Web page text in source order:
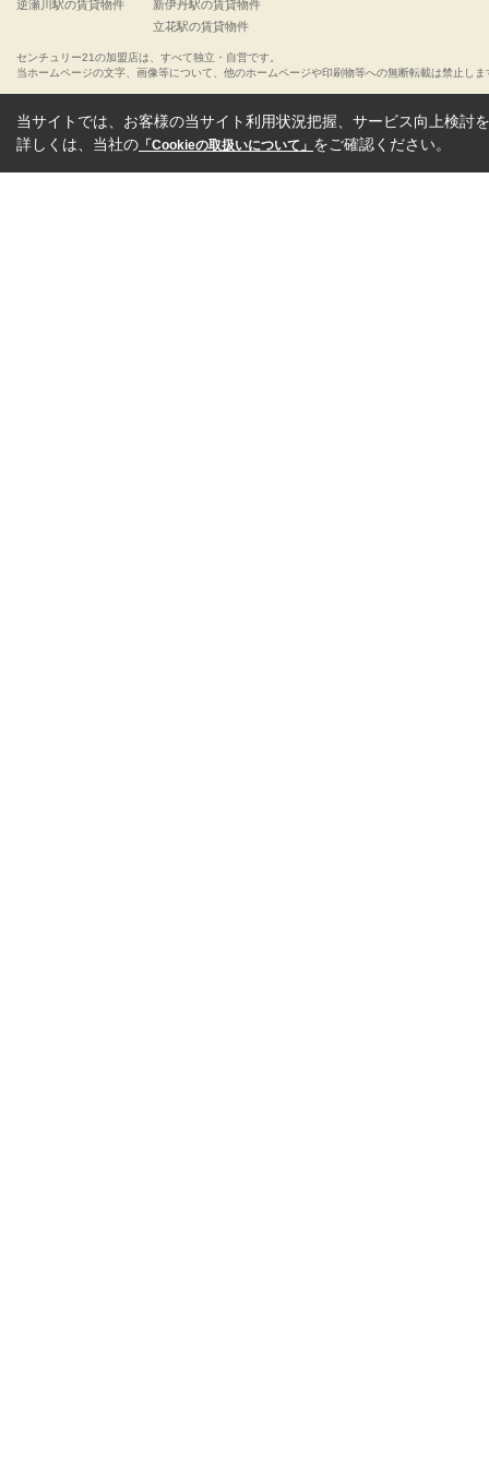
逆瀬川駅の賃貸物件
新伊丹駅の賃貸物件
立花駅の賃貸物件
センチュリー21の加盟店は、すべて独立・自営です。
当ホームページの文字、画像等について、他のホームページや印刷物等への無断転載は禁止しま
当サイトでは、お客様の当サイト利用状況把握、サービス向上検討
詳しくは、当社の 「Cookieの取扱いについて」 をご確認ください。